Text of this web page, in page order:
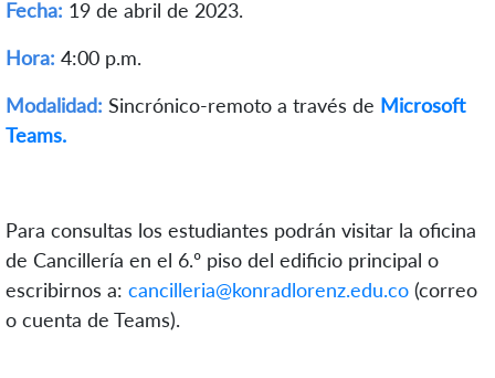
Fecha: 19 de abril de 2023.
Hora: 4:00 p.m.
Modalidad: Sincrónico-remoto a través de Microsoft
Teams.
Para consultas los estudiantes podrán visitar la oficina
de Cancillería en el 6.º piso del edificio principal o
escribirnos a: cancilleria@konradlorenz.edu.co (correo
o cuenta de Teams).